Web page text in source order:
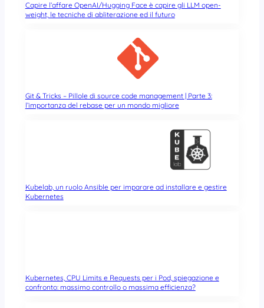
Capire l’affare OpenAI/Hugging Face è capire gli LLM open-
weight, le tecniche di abliterazione ed il futuro
Git & Tricks – Pillole di source code management | Parte 3:
l’importanza del rebase per un mondo migliore
Kubelab, un ruolo Ansible per imparare ad installare e gestire
Kubernetes
Kubernetes, CPU Limits e Requests per i Pod, spiegazione e
confronto: massimo controllo o massima efficienza?